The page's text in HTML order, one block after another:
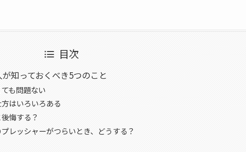
目次
知っておくべき5つのこと
も問題ない
はいろいろある
悔する？
レッシャーがつらいとき、どうする？